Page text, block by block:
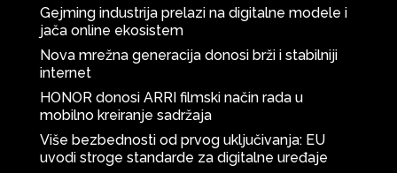
Gejming industrija prelazi na digitalne modele i
jača online ekosistem
Nova mrežna generacija donosi brži i stabilniji
internet
HONOR donosi ARRI filmski način rada u
mobilno kreiranje sadržaja
Više bezbednosti od prvog uključivanja: EU
uvodi stroge standarde za digitalne uređaje